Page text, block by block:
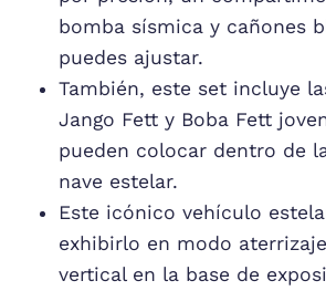
bomba sísmica y cañones
puedes ajustar.
También, este set incluye
Jango Fett y Boba Fett
pueden colocar dentro de
nave estelar.
Este icónico vehículo
exhibirlo en modo
vertical en la base de